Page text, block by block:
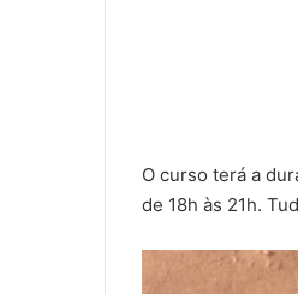
O curso terá a
de 18h às 21h.